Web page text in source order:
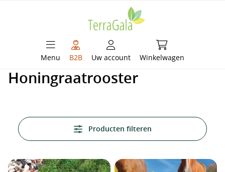
Menu B2B Uw account Winkelwagen
Winkelwagen
Honingraatrooster
Producten filteren